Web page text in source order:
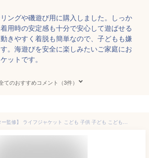
ングや磯遊び用に購入しました。しっか
用時の安定感も十分で安心して遊ばせる
きやすく着脱も簡単なので、子どもも嫌
。海遊びを安全に楽しみたいご家庭にお
ットです。
てのおすすめコメント（3件）
【インストラクター監修】 ライフジャケット こども 子供 子ども こども用 子供用 子ども用 フローティングベスト ジュニアフローティングベスト キッズ フローティングジャケット ジュニア 救命具 シンプル シンプルタイプ SP-101